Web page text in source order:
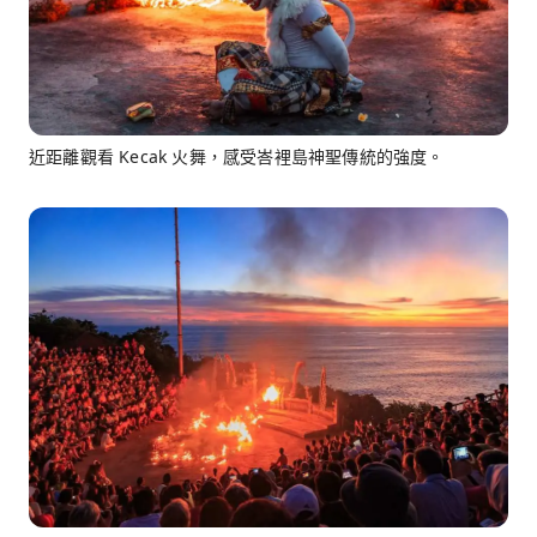
近距離觀看 Kecak 火舞，感受峇裡島神聖傳統的強度。